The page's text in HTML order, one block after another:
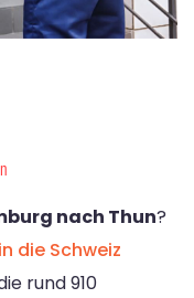
nach Thun?
die Schweiz
rund 910